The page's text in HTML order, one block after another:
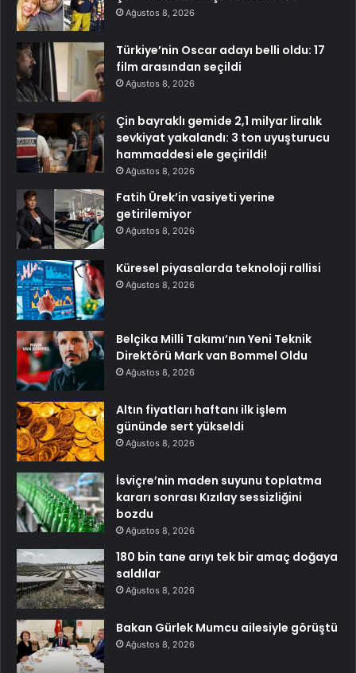
Ağustos 8, 2026
Türkiye’nin Oscar adayı belli oldu: 17
film arasından seçildi
Ağustos 8, 2026
Çin bayraklı gemide 2,1 milyar liralık
sevkiyat yakalandı: 3 ton uyuşturucu
hammaddesi ele geçirildi!
Ağustos 8, 2026
Fatih Ürek’in vasiyeti yerine
getirilemiyor
Ağustos 8, 2026
Küresel piyasalarda teknoloji rallisi
Ağustos 8, 2026
Belçika Milli Takımı’nın Yeni Teknik
Direktörü Mark van Bommel Oldu
Ağustos 8, 2026
Altın fiyatları haftanı ilk işlem
gününde sert yükseldi
Ağustos 8, 2026
İsviçre’nin maden suyunu toplatma
kararı sonrası Kızılay sessizliğini
bozdu
Ağustos 8, 2026
180 bin tane arıyı tek bir amaç doğaya
saldılar
Ağustos 8, 2026
Bakan Gürlek Mumcu ailesiyle görüştü
Ağustos 8, 2026